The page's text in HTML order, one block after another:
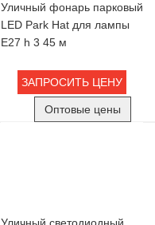
Уличный фонарь парковый
LED Park Hat для лампы
Е27 h 3 45 м
ЗАПРОСИТЬ ЦЕНУ
Оптовые цены